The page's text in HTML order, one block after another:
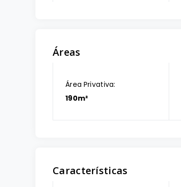
Áreas
Área Privativa:
190m²
Características